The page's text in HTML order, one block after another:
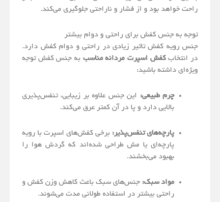
راحت خواهد بود و از فشار و ناراحتی جلوگیری می‌کند.
توجه به جنس کفش برای راحتی و دوام بیشتر
جنس رویه کفش تاثیر زیادی در راحتی و دوام کفش دارد.
در انتخابکفش اسپرت مردانه مناسب به جنس کفش توجه
ویژه‌ای داشته باشید:
چرم طبیعی: این جنس علاوه بر زیبایی، تنفس‌پذیری
بالایی دارد و پا در آن کمتر عرق می‌کند.
پارچه‌های تنفس‌پذیر: برخی کفش‌های اسپرت با رویه
پارچه‌ای یا مش طراحی شده‌اند که گردش هوا را
بهبود می‌بخشند.
مواد سبک: جنس‌های سبک باعث کاهش وزن کفش و
راحتی بیشتر در استفاده طولانی مدت می‌شوند.